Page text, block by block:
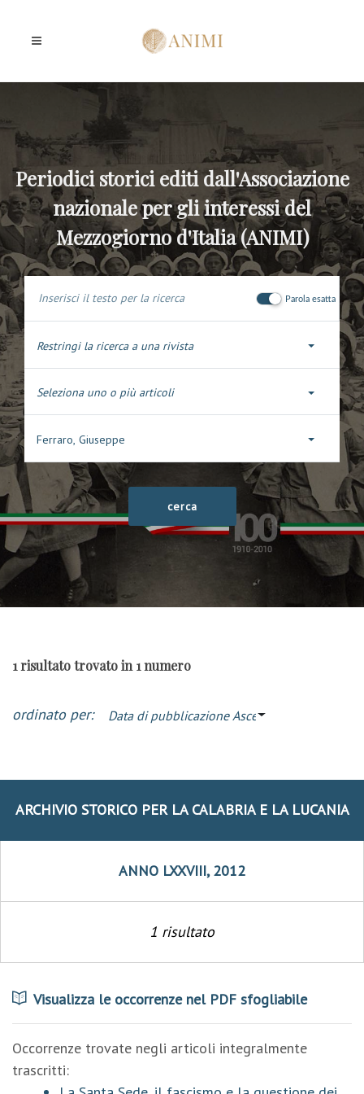
Periodici storici editi dall'Associazione
nazionale per gli interessi del
Mezzogiorno d'Italia (ANIMI)
Parola esatta
Restringi la ricerca a una rivista
Seleziona uno o più articoli
Ferraro, Giuseppe
1 risultato trovato in 1 numero
ordinato per: Data di pubblicazione Ascendente
ARCHIVIO STORICO PER LA CALABRIA E LA LUCANIA
ANNO LXXVIII, 2012
1 risultato
Visualizza le occorrenze nel PDF sfogliabile
Occorrenze trovate negli articoli integralmente
trascritti: